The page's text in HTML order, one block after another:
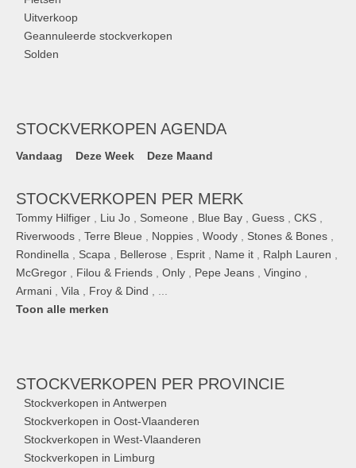
Uitverkoop
Geannuleerde stockverkopen
Solden
STOCKVERKOPEN AGENDA
Vandaag Deze Week Deze Maand
STOCKVERKOPEN PER MERK
Tommy Hilfiger Liu Jo Someone Blue Bay Guess CKS
Riverwoods
Terre Bleue Noppies Woody Stones & Bones
Rondinella
Scapa Bellerose Esprit Name it Ralph Lauren
McGregor
Filou & Friends Only Pepe Jeans Vingino
Armani
Vila Froy & Dind
Toon alle merken
STOCKVERKOPEN PER PROVINCIE
Stockverkopen in Antwerpen
Stockverkopen in Oost-Vlaanderen
Stockverkopen in West-Vlaanderen
Stockverkopen in Limburg